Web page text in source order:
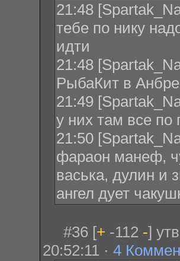
21:48
тебе по нику
идти
21:48
РыбаКит в
21:49
у них там все по
21:50
фараон манеф,
васька, дулин и
ангел дует
#36 [+ -112 -]
20:52:11 · 4